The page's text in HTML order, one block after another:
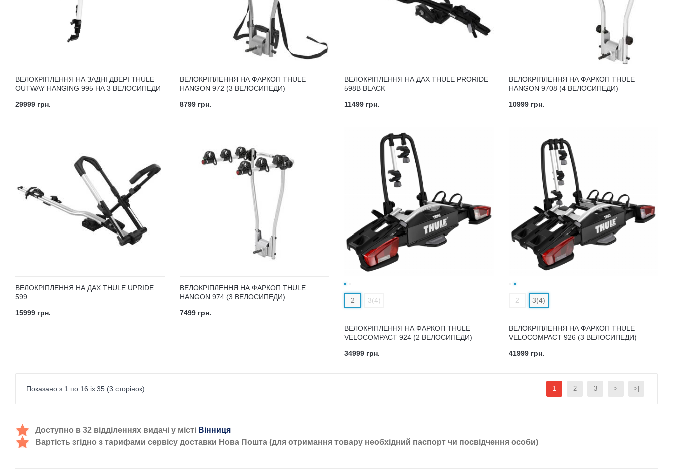
ВЕЛОКРІПЛЕННЯ НА ЗАДНІ ДВЕРІ THULE
OUTWAY HANGING 995 НА 3 ВЕЛОСИПЕДИ
29999 грн.
ВЕЛОКРІПЛЕННЯ НА ФАРКОП THULE
HANGON 972 (3 ВЕЛОСИПЕДИ)
8799 грн.
ВЕЛОКРІПЛЕННЯ НА ДАХ THULE PRORIDE
598B BLACK
11499 грн.
ВЕЛОКРІПЛЕННЯ НА ФАРКОП THULE
HANGON 9708 (4 ВЕЛОСИПЕДИ)
10999 грн.
ВЕЛОКРІПЛЕННЯ НА ДАХ THULE UPRIDE
599
15999 грн.
ВЕЛОКРІПЛЕННЯ НА ФАРКОП THULE
HANGON 974 (3 ВЕЛОСИПЕДИ)
7499 грн.
2 3(4)
ВЕЛОКРІПЛЕННЯ НА ФАРКОП THULE
VELOCOMPACT 924 (2 ВЕЛОСИПЕДИ)
34999 грн.
2 3(4)
ВЕЛОКРІПЛЕННЯ НА ФАРКОП THULE
VELOCOMPACT 926 (3 ВЕЛОСИПЕДИ)
41999 грн.
1 2 3 > >|
Показано з 1 по 16 із 35 (3 сторінок)
Доступно в 32 відділеннях видачі у місті Вінниця
Вартість згідно з тарифами сервісу доставки Нова Пошта (для отримання товару необхідний паспорт чи посвідчення особи)